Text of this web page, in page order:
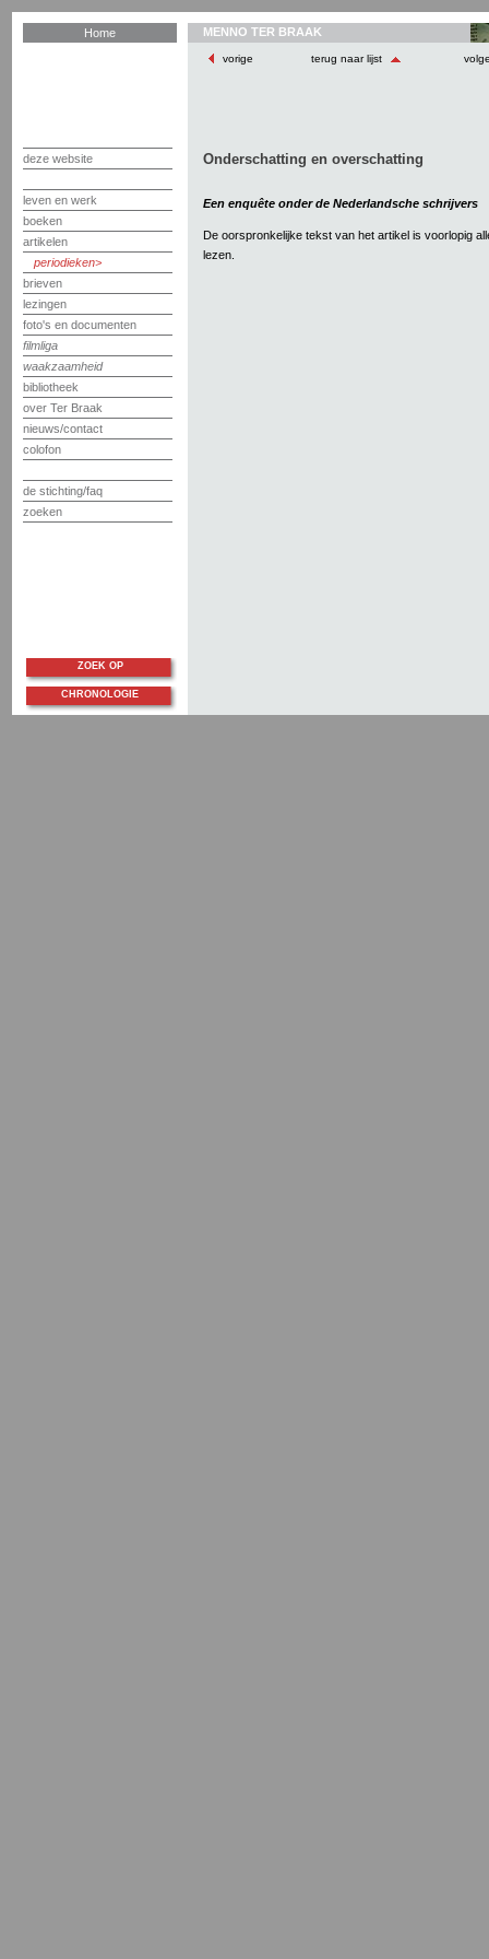
Home
deze website
leven en werk
boeken
artikelen
periodieken
brieven
lezingen
foto's en documenten
filmliga
waakzaamheid
bibliotheek
over Ter Braak
nieuws/contact
colofon
de stichting/faq
zoeken
MENNO TER BRAAK
vorige terug naar lijst
Onderschatting en overschatting
Een enquête onder de Nederlandsche schrijvers
De oorspronkelijke tekst van het artikel is voorlopig
lezen.
ZOEK OP
CHRONOLOGIE